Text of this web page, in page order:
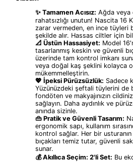
✨ Tamamen Acısız: Ağda veya
rahatsızlığı unutun! Nascita 16
zarar vermeden, en ince tüyleri
şekilde alır. Hassas ciltler için
📐 Üstün Hassasiyet: Model
tasarlanmış keskin ve güvenli
üzerinde tam kontrol imkanı
veya doğal kaş şeklini kolayca
mükemmelleştirin.
💖 İpeksi Pürüzsüzlük: Sadece
Yüzünüzdeki şeftali tüylerini de
fondöten ve makyajınızın
sağlayın. Daha aydınlık ve
anında sizinle.
👜 Pratik ve Güvenli Tasarım:
ergonomik sapı, kullanım
kontrol sağlar. Her bir usturanın
bıçakları temiz tutar, güvenli
sunar.
💰 Akıllıca Seçim: 2'li Set: Bu